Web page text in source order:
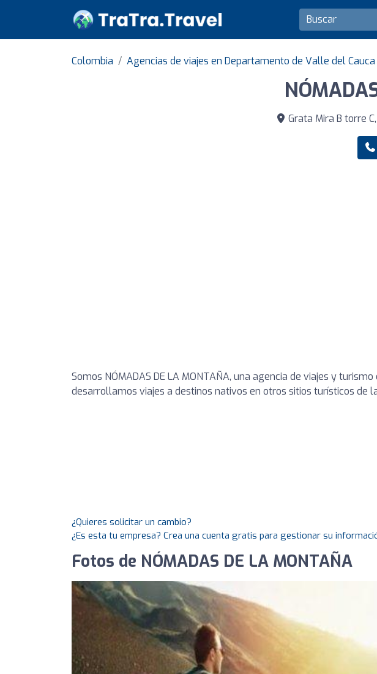
Colombia Agencias de viajes en Departamento de Valle del Cauca
Grata Mira B torre
Somos NÓMADAS DE LA MONTAÑA, una agencia de viajes y
desarrollamos viajes a destinos nativos en otros sitios turísticos de
¿Quieres solicitar un cambio?
¿Es esta tu empresa? Crea una cuenta gratis para gestionar su
Fotos de NÓMADAS DE LA MONTAÑA